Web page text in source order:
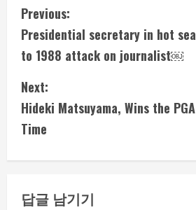
C
o
n
t
i
n
u
Previous:
Presidential secretary in hot
to 1988 attack on journalist￼
Next:
Hideki Matsuyama, Wins the
Time
답글 남기기